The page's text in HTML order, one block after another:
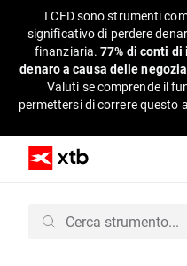
I CFD sono strumenti
significativo di perdere
finanziaria.77% di conti
denaro a causa delle
Valuti se comprende il
permettersi di correre questo